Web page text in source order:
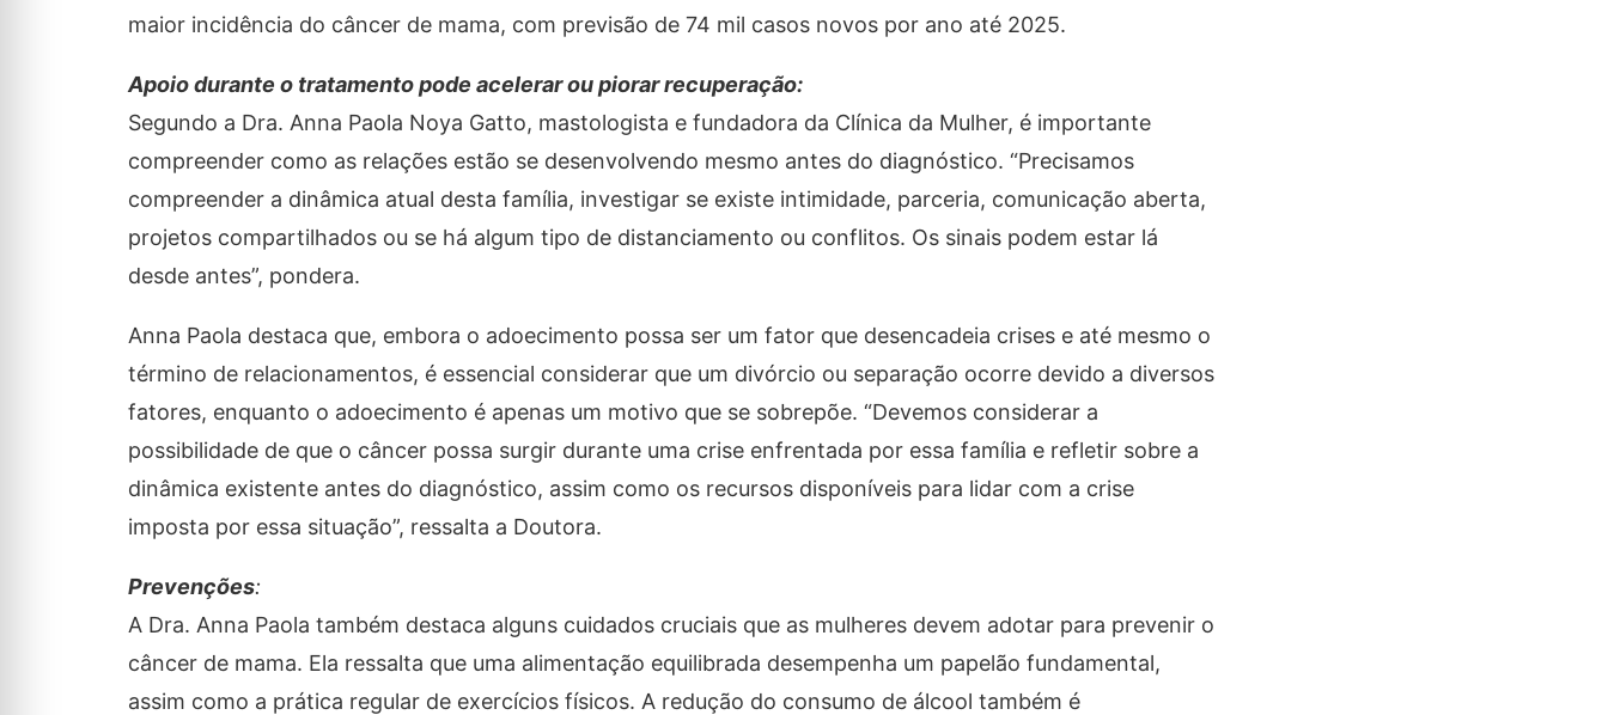
maior incidência do câncer de mama, com previsão de 74 mil casos novos por ano até 2025.
Apoio durante o tratamento pode acelerar ou piorar recuperação:
Segundo a Dra. Anna Paola Noya Gatto, mastologista e fundadora da Clínica da Mulher, é importante
compreender como as relações estão se desenvolvendo mesmo antes do diagnóstico. “Precisamos
compreender a dinâmica atual desta família, investigar se existe intimidade, parceria, comunicação aberta,
projetos compartilhados ou se há algum tipo de distanciamento ou conflitos. Os sinais podem estar lá
desde antes”, pondera.
Anna Paola destaca que, embora o adoecimento possa ser um fator que desencadeia crises e até mesmo o
término de relacionamentos, é essencial considerar que um divórcio ou separação ocorre devido a diversos
fatores, enquanto o adoecimento é apenas um motivo que se sobrepõe. “Devemos considerar a
possibilidade de que o câncer possa surgir durante uma crise enfrentada por essa família e refletir sobre a
dinâmica existente antes do diagnóstico, assim como os recursos disponíveis para lidar com a crise
imposta por essa situação”, ressalta a Doutora.
Prevenções:
A Dra. Anna Paola também destaca alguns cuidados cruciais que as mulheres devem adotar para prevenir o
câncer de mama. Ela ressalta que uma alimentação equilibrada desempenha um papelão fundamental,
assim como a prática regular de exercícios físicos. A redução do consumo de álcool também é